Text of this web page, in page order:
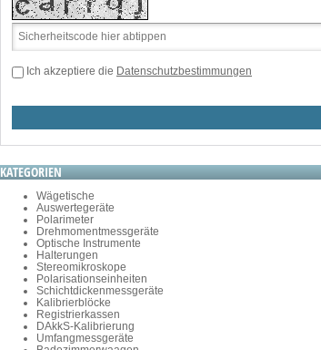
Ich akzeptiere die Datenschutzbestimmungen
KATEGORIEN
Wägetische
Auswertegeräte
Polarimeter
Drehmomentmessgeräte
Optische Instrumente
Halterungen
Stereomikroskope
Polarisationseinheiten
Schichtdickenmessgeräte
Kalibrierblöcke
Registrierkassen
DAkkS-Kalibrierung
Umfangmessgeräte